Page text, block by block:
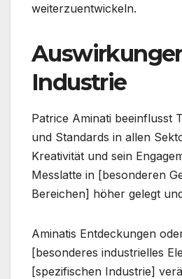
weiterzuentwickeln.
Industrie
Patrice Aminati beeinflusst
und Standards in allen
Kreativität und sein
Messlatte in [besonderen
Bereichen] höher gelegt
Aminatis Entdeckungen
[besonderes industrielles
[spezifischen Industrie]